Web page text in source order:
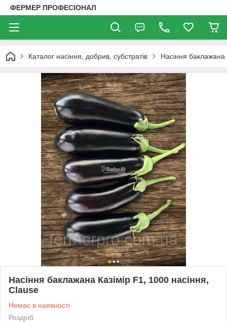
ФЕРМЕР ПРОФЕСІОНАЛ
Каталог насіння, добрив, субстратів Насіння баклажана
Насіння баклажана Казімір F1, 1000 насіння,
Clause
Немає в наявності
Роздріб